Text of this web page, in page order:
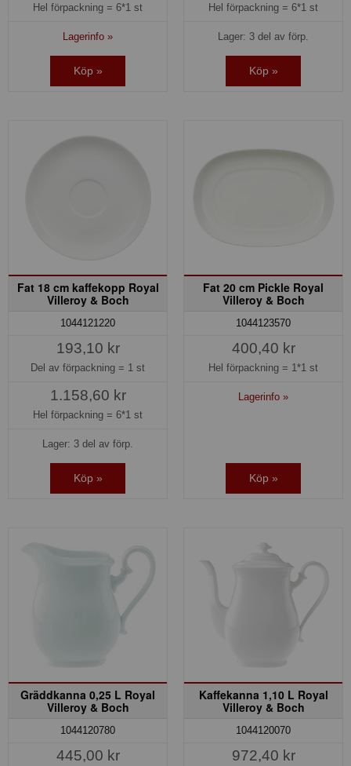
Hel förpackning = 6*1 st
Lagerinfo »
Köp »
Hel förpackning = 6*1 st
Lager: 3 del av förp.
Köp »
Fat 18 cm kaffekopp Royal
Villeroy & Boch
1044121220
193,10 kr
Del av förpackning = 1 st
1.158,60 kr
Hel förpackning = 6*1 st
Lager: 3 del av förp.
Köp »
Fat 20 cm Pickle Royal
Villeroy & Boch
1044123570
400,40 kr
Hel förpackning = 1*1 st
Lagerinfo »
Köp »
Gräddkanna 0,25 L Royal
Villeroy & Boch
1044120780
445,00 kr
Kaffekanna 1,10 L Royal
Villeroy & Boch
1044120070
972,40 kr